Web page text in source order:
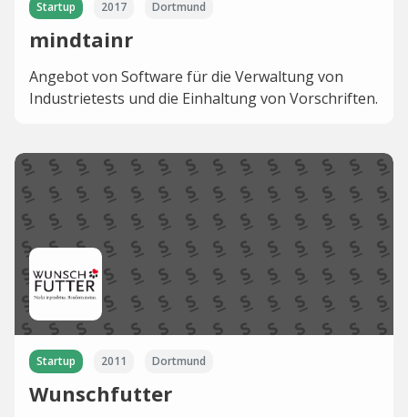
Startup 2017 Dortmund
mindtainr
Angebot von Software für die Verwaltung von
Industrietests und die Einhaltung von Vorschriften.
Startup 2011 Dortmund
Wunschfutter